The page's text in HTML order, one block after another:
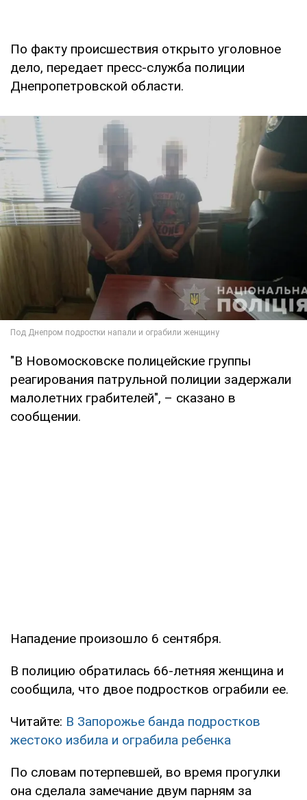
По факту происшествия открыто уголовное
дело, передает пресс-служба полиции
Днепропетровской области.
"В Новомосковске полицейские группы
реагирования патрульной полиции задержали
малолетних грабителей", – сказано в
сообщении.
Нападение произошло 6 сентября.
В полицию обратилась 66-летняя женщина и
сообщила, что двое подростков ограбили ее.
Читайте: В Запорожье банда подростков
жестоко избила и ограбила ребенка
По словам потерпевшей, во время прогулки
она сделала замечание двум парням за